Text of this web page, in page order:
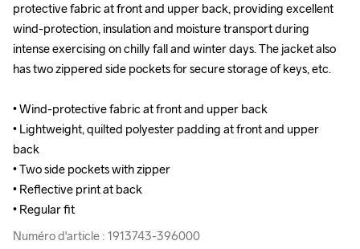
protective fabric at front and upper back, providing excellent
wind-protection, insulation and moisture transport during
intense exercising on chilly fall and winter days. The jacket also
has two zippered side pockets for secure storage of keys, etc.
• Wind-protective fabric at front and upper back
• Lightweight, quilted polyester padding at front and upper
back
• Two side pockets with zipper
• Reflective print at back
• Regular fit
Numéro d'article : 1913743-396000
protective fabric at front and upper back, providing excellent
wind-protection, insulation and moisture transport during
intense exercising on chilly fall and winter days. The jacket also
has two zippered side pockets for secure storage of keys, etc.
• Wind-protective fabric at front and upper back
• Lightweight, quilted polyester padding at front and upper
back
• Two side pockets with zipper
• Reflective print at back
• Regular fit
Numéro d'article : 1913743-396000